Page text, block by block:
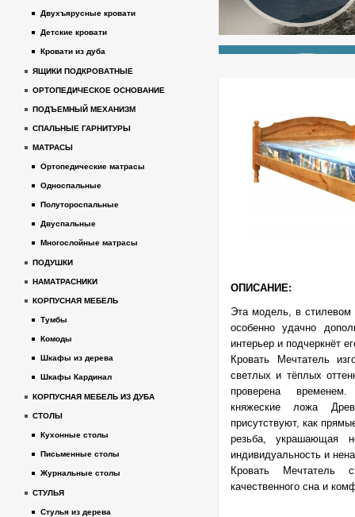
ОПИСАНИЕ:
Эта модель, в стилевом
особенно удачно
интерьер и подчеркнёт
Кровать Мечтатель
светлых и тёплых
проверена
княжеские ложа
присутствуют, как
резьба, украшающая
индивидуальность и
Кровать Мечтатель
качественного сна и
Двухъярусные кровати
Детские кровати
Кровати из дуба
ЯЩИКИ ПОДКРОВАТНЫЕ
ОРТОПЕДИЧЕСКОЕ ОСНОВАНИЕ
ПОДЪЕМНЫЙ МЕХАНИЗМ
СПАЛЬНЫЕ ГАРНИТУРЫ
МАТРАСЫ
Ортопедические матрасы
Односпальные
Полутороспальные
Двуспальные
Многослойные матрасы
ПОДУШКИ
НАМАТРАСНИКИ
КОРПУСНАЯ МЕБЕЛЬ
Тумбы
Комоды
Шкафы из дерева
Шкафы Кардинал
КОРПУСНАЯ МЕБЕЛЬ ИЗ ДУБА
СТОЛЫ
Кухонные столы
Письменные столы
Журнальные столы
СТУЛЬЯ
Стулья из дерева